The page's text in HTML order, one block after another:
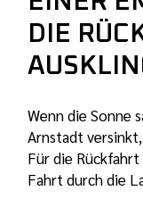
DIE
Wenn die Sonne
Arnstadt
Für die
Fahrt durch die